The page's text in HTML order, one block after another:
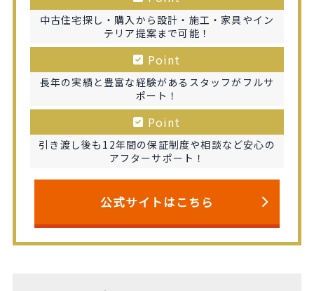
中古住宅探し・購入から設計・施工・家具やイン
テリア提案まで可能！
Point
長年の実績と豊富な経験があるスタッフがフルサ
ポート！
Point
引き渡し後も12年間の保証制度や相談など安心の
アフターサポート！
公式サイトはこちら